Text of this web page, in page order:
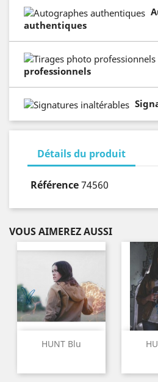
authentiques
professionnels
Détails du produit
Référence74560
VOUS AIMEREZ AUSSI
HUNT Blu